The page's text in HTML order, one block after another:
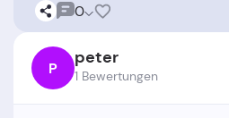
0
P peter
1 Bewertungen